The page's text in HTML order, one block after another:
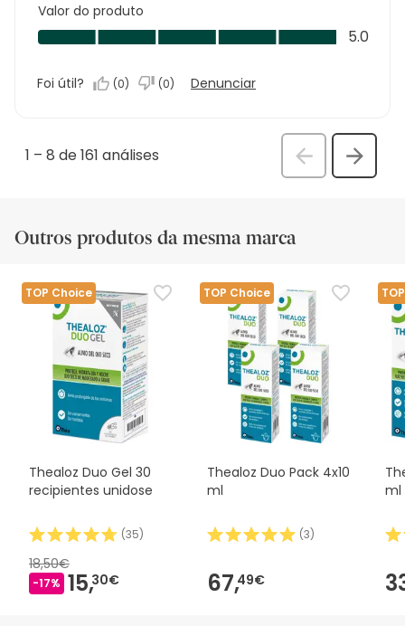
Valor do produto
Valor
do
5.0
5.0
Foi útil? (0) (0) Denunciar
1 – 8 de 161 análises
Anterior
Outros produtos da mesma marca
TOP Choice
Thealoz Duo Gel 30
recipientes unidose
(35)
18,50€
-17% 15,30€
TOP Choice
Thealoz Duo Pack 4x10
ml
(3)
67,49€
ml